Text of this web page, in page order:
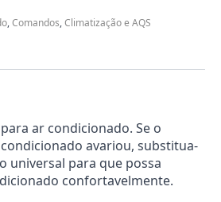
,Comandos,Climatização e AQS
ar condicionado. Se o
avariou, substitua-
universal para que possa
confortavelmente.